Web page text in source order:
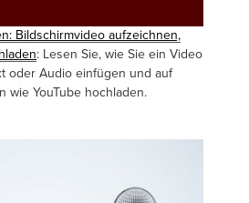
Bildschirmvideo aufzeichnen,
: Lesen Sie, wie Sie ein Video
oder Audio einfügen und auf
wie YouTube hochladen.